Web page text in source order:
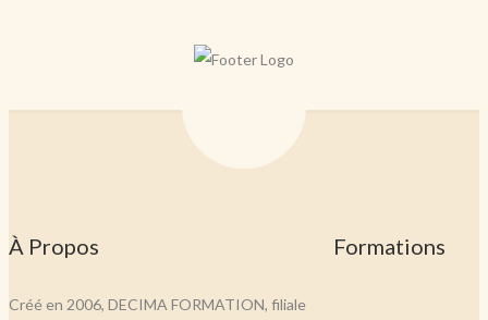
À Propos
Créé en 2006, DECIMA FORMATION, filiale
Formations